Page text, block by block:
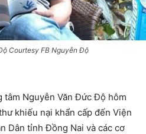
Courtesy FB Nguyễn Độ
tâm Nguyễn Văn Đức Độ hôm
khiếu nại khẩn cấp đến Viện
Dân tỉnh Đồng Nai và các cơ